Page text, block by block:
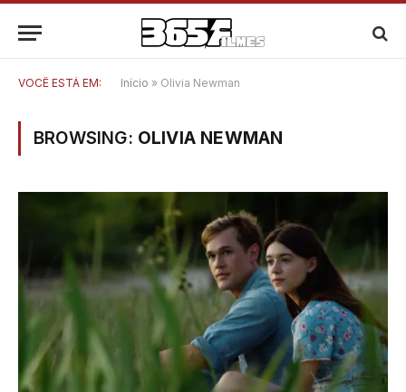
VOCÊ ESTÁ EM: Início » Olivia Newman
BROWSING: OLIVIA NEWMAN